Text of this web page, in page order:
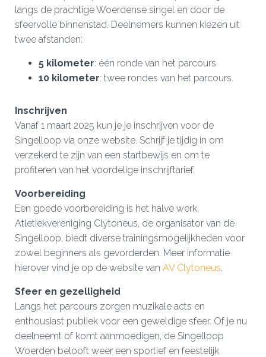
langs de prachtige Woerdense singel en door de
sfeervolle binnenstad. Deelnemers kunnen kiezen uit
twee afstanden:
5 kilometer: één ronde van het parcours.
10 kilometer: twee rondes van het parcours.
Inschrijven
Vanaf 1 maart 2025 kun je je inschrijven voor de
Singelloop via onze website. Schrijf je tijdig in om
verzekerd te zijn van een startbewijs en om te
profiteren van het voordelige inschrijftarief.
Voorbereiding
Een goede voorbereiding is het halve werk.
Atletiekvereniging Clytoneus, de organisator van de
Singelloop, biedt diverse trainingsmogelijkheden voor
zowel beginners als gevorderden. Meer informatie
hierover vind je op de website van AV Clytoneus.
Sfeer en gezelligheid
Langs het parcours zorgen muzikale acts en
enthousiast publiek voor een geweldige sfeer. Of je nu
deelneemt of komt aanmoedigen, de Singelloop
Woerden belooft weer een sportief en feestelijk